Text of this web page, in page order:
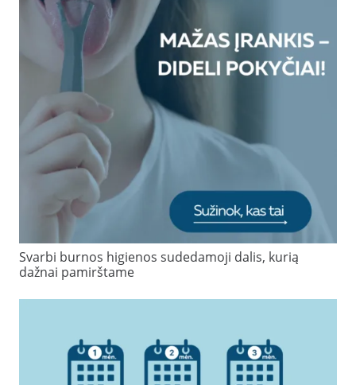
Svarbi burnos higienos sudedamoji dalis, kurią
dažnai pamirštame